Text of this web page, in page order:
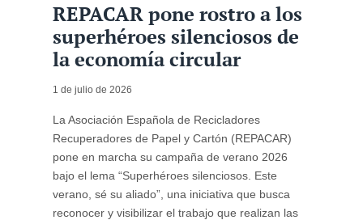
REPACAR pone rostro a los
superhéroes silenciosos de
la economía circular
1 de julio de 2026
La Asociación Española de Recicladores
Recuperadores de Papel y Cartón (REPACAR)
pone en marcha su campaña de verano 2026
bajo el lema “Superhéroes silenciosos. Este
verano, sé su aliado”, una iniciativa que busca
reconocer y visibilizar el trabajo que realizan las